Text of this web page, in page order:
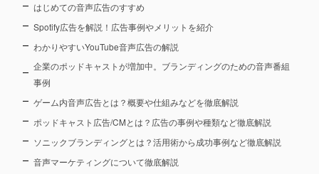
はじめての音声広告のすすめ
Spotify広告を解説！広告事例やメリットを紹介
わかりやすいYouTube音声広告の解説
企業のポッドキャストが増加中。ブランディングのための音声番組
事例
ゲーム内音声広告とは？概要や仕組みなどを徹底解説
ポッドキャスト広告/CMとは？広告の事例や種類など徹底解説
ソニックブランディングとは？活用術から成功事例など徹底解説
音声マーケティングについて徹底解説